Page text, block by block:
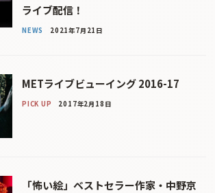
ライブ配信！
NEWS 2021年7月21日
METライブビューイング 2016-17
PICK UP 2017年2月18日
「怖い絵」ベストセラー作家・中野京